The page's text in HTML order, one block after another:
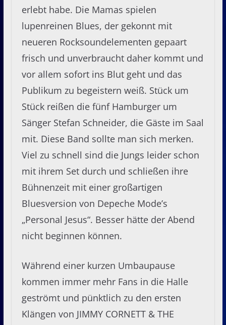
erlebt habe. Die Mamas spielen
lupenreinen Blues, der gekonnt mit
neueren Rocksoundelementen gepaart
frisch und unverbraucht daher kommt und
vor allem sofort ins Blut geht und das
Publikum zu begeistern weiß. Stück um
Stück reißen die fünf Hamburger um
Sänger Stefan Schneider, die Gäste im Saal
mit. Diese Band sollte man sich merken.
Viel zu schnell sind die Jungs leider schon
mit ihrem Set durch und schließen ihre
Bühnenzeit mit einer großartigen
Bluesversion von Depeche Mode’s
„Personal Jesus“. Besser hätte der Abend
nicht beginnen können.
Während einer kurzen Umbaupause
kommen immer mehr Fans in die Halle
geströmt und pünktlich zu den ersten
Klängen von JIMMY CORNETT & THE